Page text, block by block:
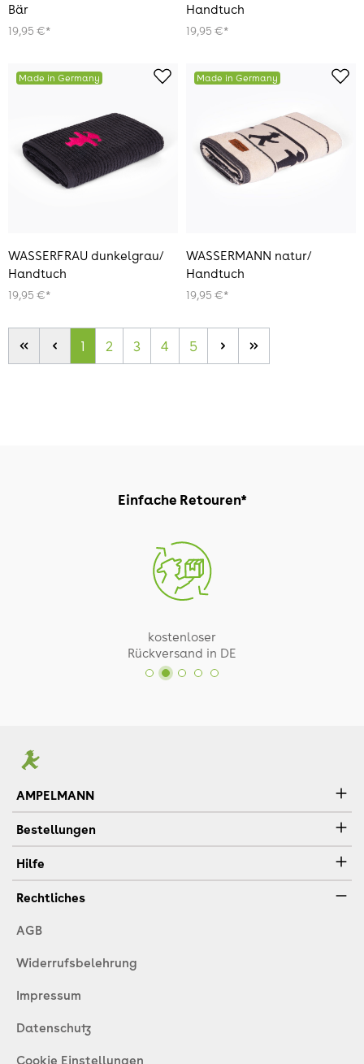
Bär
19,95 €*
Handtuch
19,95 €*
Made in Germany
WASSERFRAU dunkelgrau/
Handtuch
19,95 €*
Made in Germany
WASSERMANN natur/
Handtuch
19,95 €*
1 2 3 4 5
Einfache Retouren*
kostenloser
Rückversand in DE
AMPELMANN
Bestellungen
Hilfe
Rechtliches
AGB
Widerrufsbelehrung
Impressum
Datenschutz
Cookie Einstellungen